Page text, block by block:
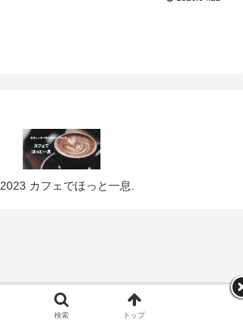
カフェでほっと一息.
検索 トップ